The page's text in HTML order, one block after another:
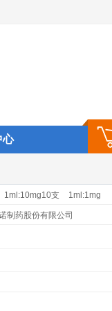
心
1ml:10mg10支
1ml:1mg
支 4000单位 5ml:125mg
制药股份有限公司